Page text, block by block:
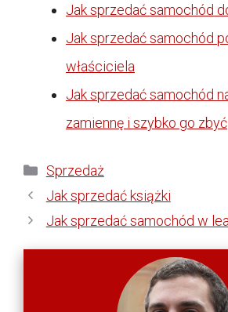
Jak sprzedać samochód
Jak sprzedać samochód
właściciela
Jak sprzedać samochód
zamiennę i szybko go zbyć
Kategorie
Sprzedaż
Jak sprzedać książki
Jak sprzedać samochód w